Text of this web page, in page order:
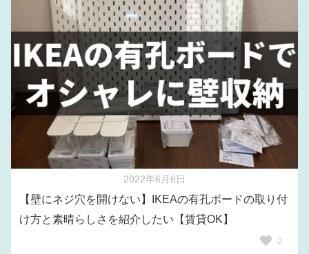
2022年6月6日
【壁にネジ穴を開けない】IKEAの有孔ボードの取り付
け方と素晴らしさを紹介したい【賃貸OK】
2